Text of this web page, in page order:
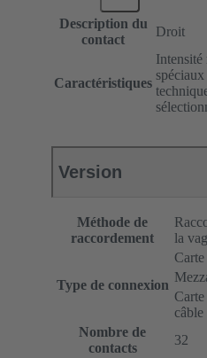
Description du
contact
Droit
Caractéristiques
Intensité
Version
Méthode de
raccordement
la
Type de connexion
câble
Nombre de
contacts
32